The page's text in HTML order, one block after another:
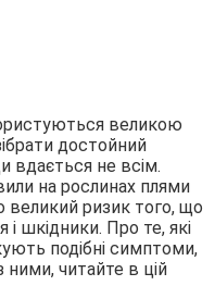
великою
достойний
вдається не всім.
на рослинах плями
великий ризик того, що
шкідники. Про те, які
подібні симптоми,
читайте в цій